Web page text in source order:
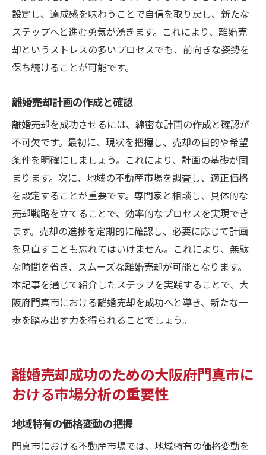
設定し、達成感を味わうことで自信を取り戻し、新たな
ステップへと進む勇気が湧きます。これにより、離婚売
却というストレスの多いプロセスでも、前向きな姿勢を
保ち続けることが可能です。
離婚売却計画の作成と確認
離婚売却を成功させるには、綿密な計画の作成と確認が
不可欠です。最初に、現状を把握し、売却の目的や希望
条件を明確にしましょう。これにより、計画の基礎が固
まります。次に、地域の不動産市場を調査し、適正価格
を設定することが重要です。専門家と相談し、具体的な
売却戦略を立てることで、効率的なプロセスを実現でき
ます。売却の進捗を定期的に確認し、必要に応じて計画
を見直すことも忘れてはいけません。これにより、無駄
な時間を省き、スムーズな離婚売却が可能となります。
本記事を通じて紹介したステップを実践することで、大
阪府門真市における離婚売却を成功へと導き、新たな一
歩を踏み出す力を得られることでしょう。
離婚売却成功のための大阪府門真市に
おける市場分析の重要性
地域特有の価格変動の把握
門真市における不動産市場では、地域特有の価格変動を